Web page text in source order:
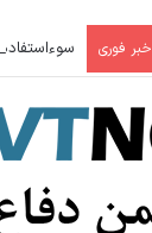
خبر فوری